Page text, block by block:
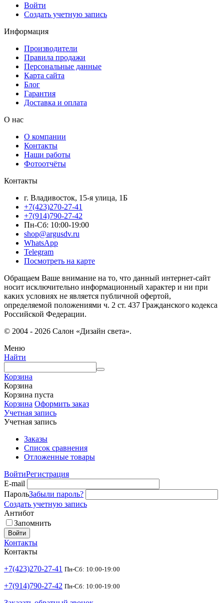
Войти
Создать учетную запись
Информация
Производители
Правила продажи
Персональные данные
Карта сайта
Блог
Гарантия
Доставка и оплата
О нас
О компании
Контакты
Наши работы
Фотоотчёты
Контакты
г. Владивосток, 15-я улица, 1Б
+7(423)270-27-41
+7(914)790-27-42
Пн-Сб: 10:00-19:00
shop@argusdv.ru
WhatsApp
Telegram
Посмотреть на карте
Обращаем Ваше внимание на то, что данный интернет-сайт
носит исключительно информационный характер и ни при
каких условиях не является публичной офертой,
определяемой положениями ч. 2 ст. 437 Гражданского кодекса
Российской Федерации.
© 2004 - 2026 Салон «Дизайн света».
Меню
Найти
Корзина
Корзина
Корзина пуста
Корзина Оформить заказ
Учетная запись
Учетная запись
Заказы
Список сравнения
Отложенные товары
ВойтиРегистрация
E-mail
ПарольЗабыли пароль?
Создать учетную запись
Антибот
Запомнить
Войти
Контакты
Контакты
+7(423)270-27-41 Пн-Сб: 10:00-19:00
+7(914)790-27-42 Пн-Сб: 10:00-19:00